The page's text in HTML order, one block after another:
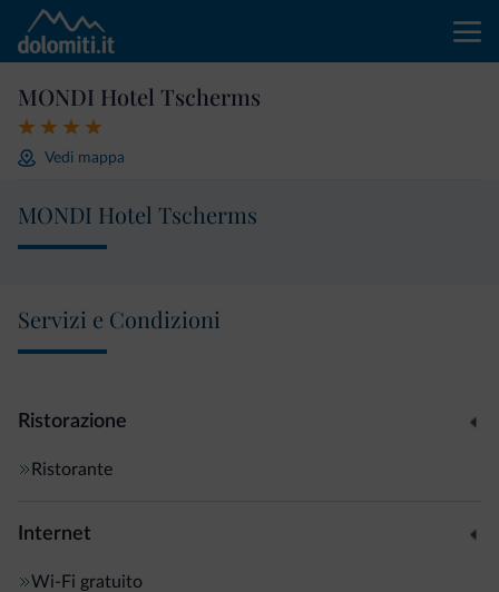
MONDI Hotel Tscherms
Vedi mappa
MONDI Hotel Tscherms
Servizi e Condizioni
Ristorazione
Ristorante
Internet
Wi-Fi gratuito